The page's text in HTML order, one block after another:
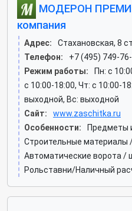
МОДЕРОН
компания
Адрес:
Стахановская, 8
Телефон:
+7 (495) 749-
Режим работы:
Пн: c
c 10:00-18:00, Чт: c 10:00-
выходной, Вс: выходной
Сайт:
www.zaschitka.ru
Особенности:
Предметы
Строительные материалы
Автоматические ворота /
Рольставни/Наличный